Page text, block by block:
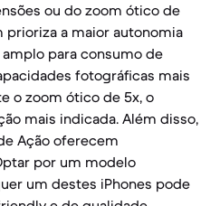
ou do zoom ótico de
prioriza a maior autonomia
para consumo de
fotográficas mais
o zoom ótico de 5x, o
mais indicada. Além disso,
Ação oferecem
por um modelo
um destes iPhones pode